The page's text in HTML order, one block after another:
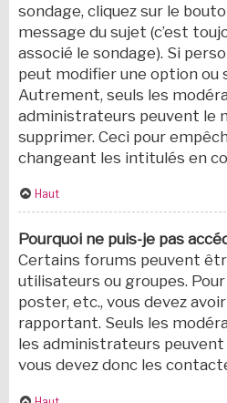
sondage, cliquez sur le
message du sujet (c’est
associé le sondage). Si
peut modifier une option ou
Autrement, seuls les
administrateurs peuvent le
supprimer. Ceci pour
changeant les intitulés en
Haut
Pourquoi ne puis-je pas
Certains forums peuvent
utilisateurs ou groupes.
poster, etc., vous devez
rapportant. Seuls les
les administrateurs peuvent
vous devez donc les